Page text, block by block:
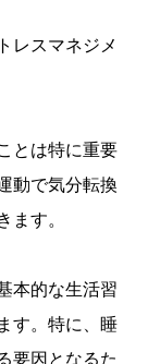
レスマネジメ
とは特に重要
動で気分転換
ます。
本的な生活習
す。特に、睡
要因となるた